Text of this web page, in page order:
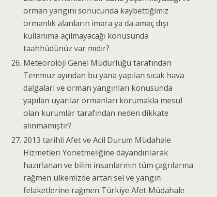
orman yangını sonucunda kaybettiğimiz
ormanlık alanların imara ya da amaç dışı
kullanıma açılmayacağı konusunda
taahhüdünüz var mıdır?
Meteoroloji Genel Müdürlüğü tarafından
Temmuz ayından bu yana yapılan sıcak hava
dalgaları ve orman yangınları konusunda
yapılan uyarılar ormanları korumakla mesul
olan kurumlar tarafından neden dikkate
alınmamıştır?
2013 tarihli Afet ve Acil Durum Müdahale
Hizmetleri Yönetmeliğine dayandırılarak
hazırlanan ve bilim insanlarının tüm çağrılarına
rağmen ülkemizde artan sel ve yangın
felaketlerine rağmen Türkiye Afet Müdahale